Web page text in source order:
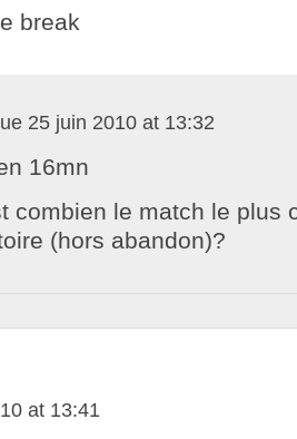
break
25 juin 2010 at 13:32
16mn
combien le match le plus
(hors abandon)?
at 13:41